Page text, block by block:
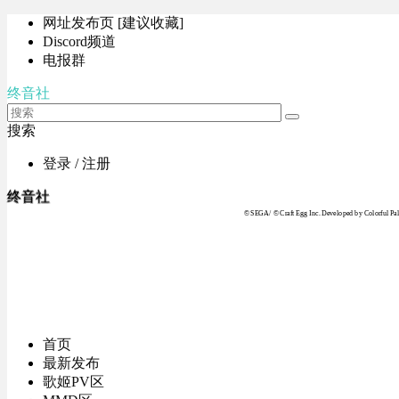
网址发布页 [建议收藏]
Discord频道
电报群
终音社
搜索
登录 / 注册
终音社
© SEGA / © Craft Egg Inc. Developed by Colorful
首页
最新发布
歌姬PV区